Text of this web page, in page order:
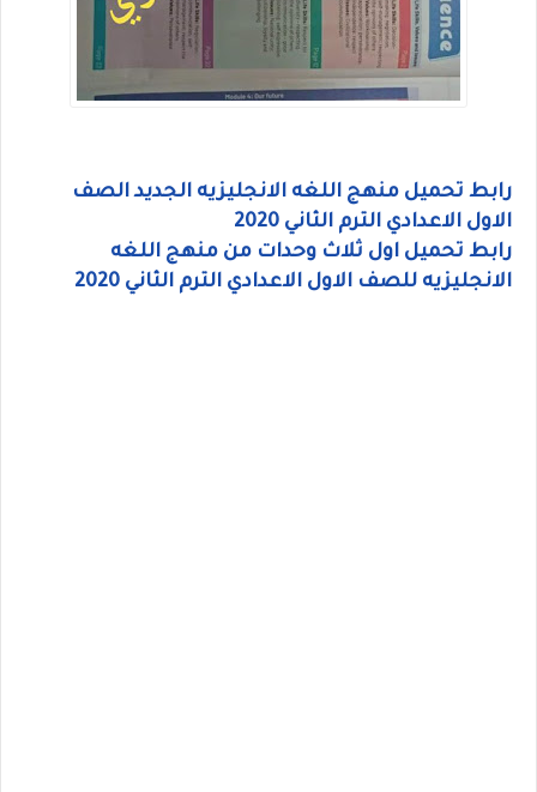
رابط تحميل منهج اللغه الانجليزيه الجديد الصف
الاول الاعدادي الترم الثاني 2020
رابط تحميل اول ثلاث وحدات من منهج اللغه
الانجليزيه للصف الاول الاعدادي الترم الثاني 2020